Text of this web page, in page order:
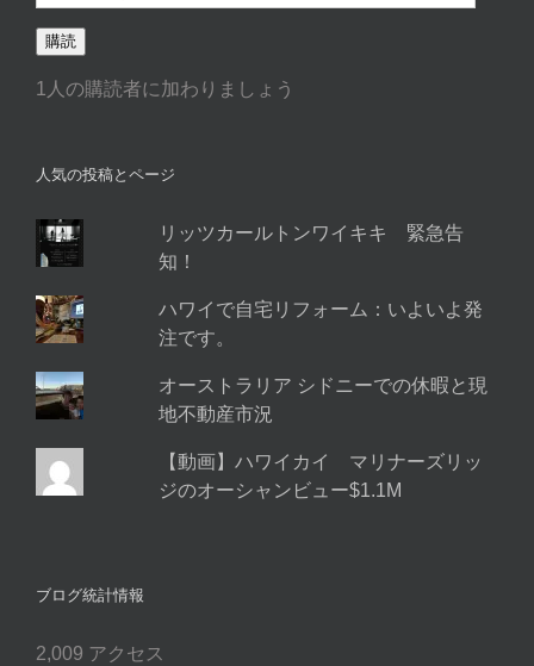
ー
ル
ド
購読
1人の購読者に加わりましょう
人気の投稿とページ
リッツカールトンワイキキ 緊急告
知！
ハワイで自宅リフォーム：いよいよ発
注です。
オーストラリア シドニーでの休暇と現
地不動産市況
【動画】ハワイカイ マリナーズリッ
ジのオーシャンビュー$1.1M
ブログ統計情報
2,009 アクセス